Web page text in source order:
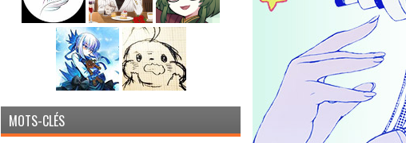
MOTS-CLÉS